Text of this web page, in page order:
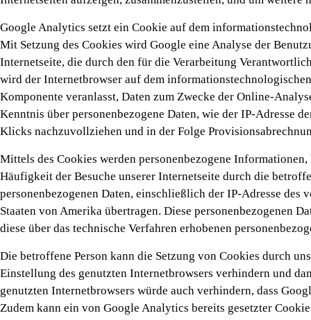
Google Analytics setzt ein Cookie auf dem
Mit Setzung des Cookies wird Google eine Analyse der
Internetseite, die durch den für die Verarbeitung
wird der Internetbrowser auf dem
Komponente veranlasst, Daten zum Zwecke der Online-
Kenntnis über personenbezogene Daten, wie der IP-Adresse
Klicks nachzuvollziehen und in der Folge
Mittels des Cookies werden personenbezogene
Häufigkeit der Besuche unserer Internetseite durch die
personenbezogenen Daten, einschließlich der IP-Adresse des
Staaten von Amerika übertragen. Diese personenbezogenen
diese über das technische Verfahren erhobenen
Die betroffene Person kann die Setzung von Cookies durch
Einstellung des genutzten Internetbrowsers verhindern und
genutzten Internetbrowsers würde auch verhindern, dass
Zudem kann ein von Google Analytics bereits gesetzter